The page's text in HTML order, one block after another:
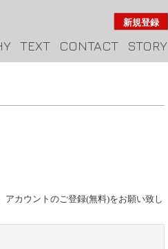
新規登録
TEXT CONTACT STORY
カウントのご登録(無料)をお願い致し